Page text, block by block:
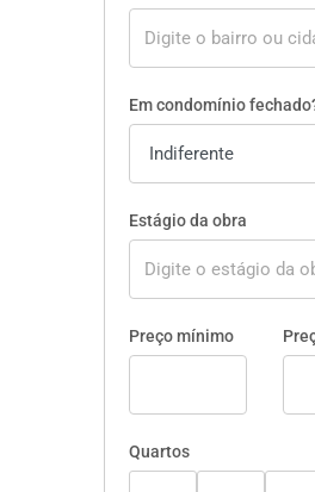
Em condomínio
Estágio da obra
Preço mínimo
Quartos